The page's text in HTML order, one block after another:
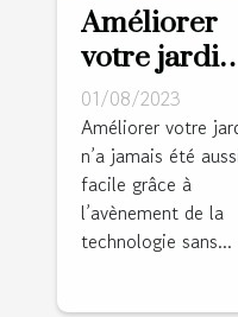
Améliorer
votre jardin
avec un
robot
tondeuse
sans fil
01/08/2023
Améliorer votre
n’a jamais été
facile grâce à
l’avènement de la
technologie sans...